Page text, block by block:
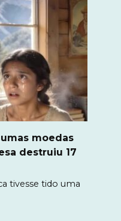
moedas
destruiu 17
tivesse tido uma